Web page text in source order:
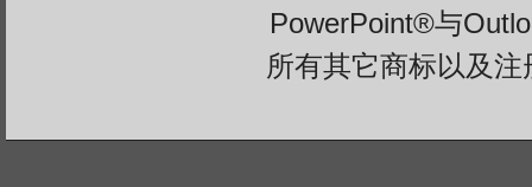
PowerPoint®与
所有其它商标以及